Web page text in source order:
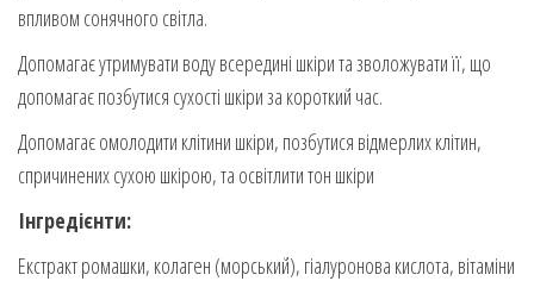
впливом сонячного світла.
Допомагає утримувати воду всередині шкіри та зволожувати її, що
допомагає позбутися сухості шкіри за короткий час.
Допомагає омолодити клітини шкіри, позбутися відмерлих клітин,
спричинених сухою шкірою, та освітлити тон шкіри
Інгредієнти:
Екстракт ромашки, колаген (морський), гіалуронова кислота, вітаміни